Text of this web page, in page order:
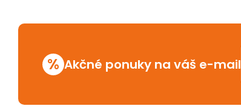
% Akčné ponuky na váš e-mail